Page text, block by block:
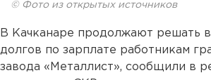
© Фото из открытых источников
В Качканаре продолжают решать
долгов по зарплате работникам
завода «Металлист», сообщили в